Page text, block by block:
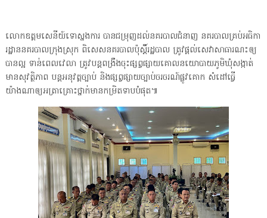
លោកឧត្តមសេនីយ៍ទោស្នងការ បានជម្រុញដល់នគរបាលជំនាញ នគរបាលគ្រប់អធិកា
រដ្ឋាននគរបាលក្រុងស្រុក ពិសេសនគរបាលប៉ុស្តិ៍រដ្ឋបាល ត្រូវផ្តល់សេវាសាធារណះឲ្យ
បានល្អ ទាន់ពេលវេលា ត្រូវបន្តពង្រឹងចុះផ្សព្វផ្សាយគោលនយោបាយភូមិឃុំសង្កាត់
មានសុវត្ថិភាព បន្តអនុវត្តច្បាប់ និងផ្សព្វផ្សាយច្បាប់ចរចរណ៍ផ្លូវគោក សំដៅធ្វើ
យ៉ាងណាឲ្យអត្រាគ្រោះថ្នាក់មានកម្រិតទាបបំផុត៕